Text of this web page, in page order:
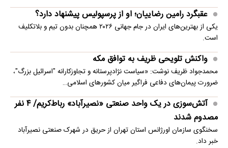
عقبگرد رامین رضاییان؛ او از پرسپولیس پیشنهاد دارد؟
یکی از بهترین‌های ایران در جام جهانی ۲۰۲۶ همچنان بدون تیم و بلاتکلیف
است.
واکنش تلویحی ظریف به توافق مکه
محمدجواد ظریف نوشت: «سیاست نژادپرستانه و تجاوزکارانه "اسرائیل بزرگ"،
ضرورت پیمان‌های دفاعی فراگیر میان کشورهای اسلامی…
آتش‌سوزی در یک واحد صنعتی «نصیرآباد» رباط‌کریم/ ۴ نفر
مصدوم شدند
سخنگوی سازمان اورژانس استان تهران از حریق در شهرک صنعتی نصیرآباد
خبر داد.